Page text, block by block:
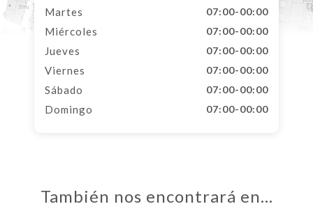
Martes 07:00-00:00
Miércoles 07:00-00:00
Jueves 07:00-00:00
Viernes 07:00-00:00
Sábado 07:00-00:00
Domingo 07:00-00:00
También nos encontrará en…